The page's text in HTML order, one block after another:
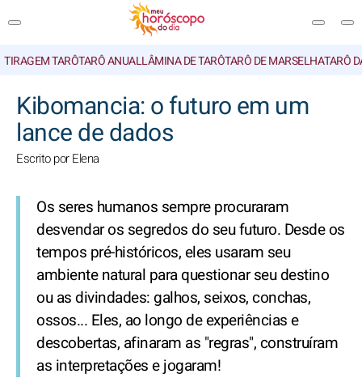
TIRAGEM TARÔTARÔ ANUALLÂMINA DE TARÔTARÔ DE MARSELHATARÔ
Kibomancia: o futuro em um
lance de dados
Escrito por Elena
Os seres humanos sempre procuraram
desvendar os segredos do seu futuro. Desde os
tempos pré-históricos, eles usaram seu
ambiente natural para questionar seu destino
ou as divindades: galhos, seixos, conchas,
ossos... Eles, ao longo de experiências e
descobertas, afinaram as "regras", construíram
as interpretações e jogaram!